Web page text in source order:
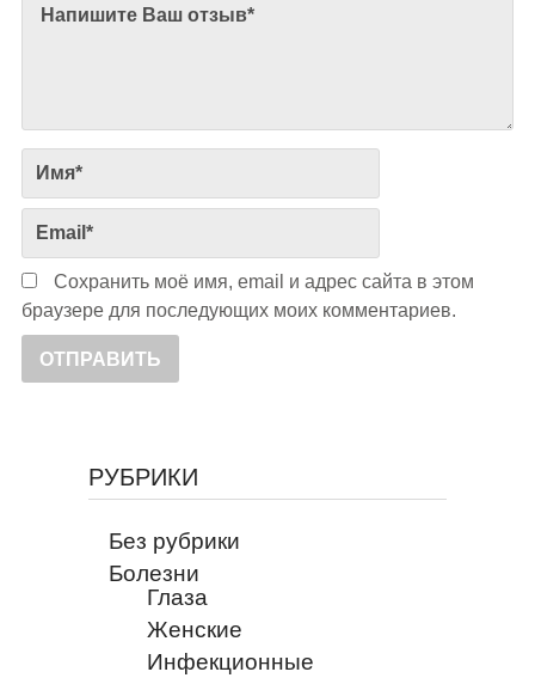
Сохранить моё имя, email и адрес сайта в этом
браузере для последующих моих комментариев.
РУБРИКИ
Без рубрики
Болезни
Глаза
Женские
Инфекционные